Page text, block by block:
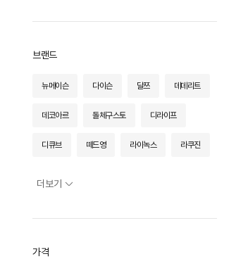
브랜드
뉴메이슨 다이슨 달쯔 데데리트
데코아르 돌체구스토 디라이프
디큐브 떼드영 라이녹스 라쿠진
더보기
가격